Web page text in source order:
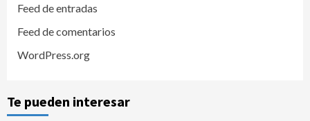
Feed de entradas
Feed de comentarios
WordPress.org
Te pueden interesar